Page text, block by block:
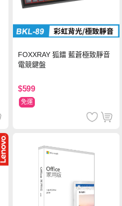
FOXXRAY 狐鐳 藍蒼極致靜音
電競鍵盤
$599
免運